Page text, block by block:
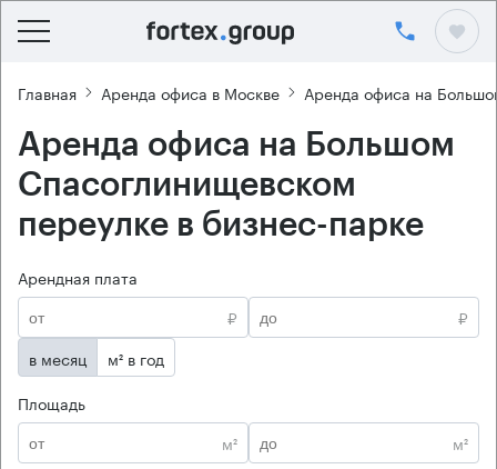
Главная Аренда офиса в Москве Аренда офиса на
Аренда офиса на Большом
Спасоглинищевском
переулке в бизнес-парке
Арендная плата
₽
₽
в месяц
м² в год
Площадь
м²
м²